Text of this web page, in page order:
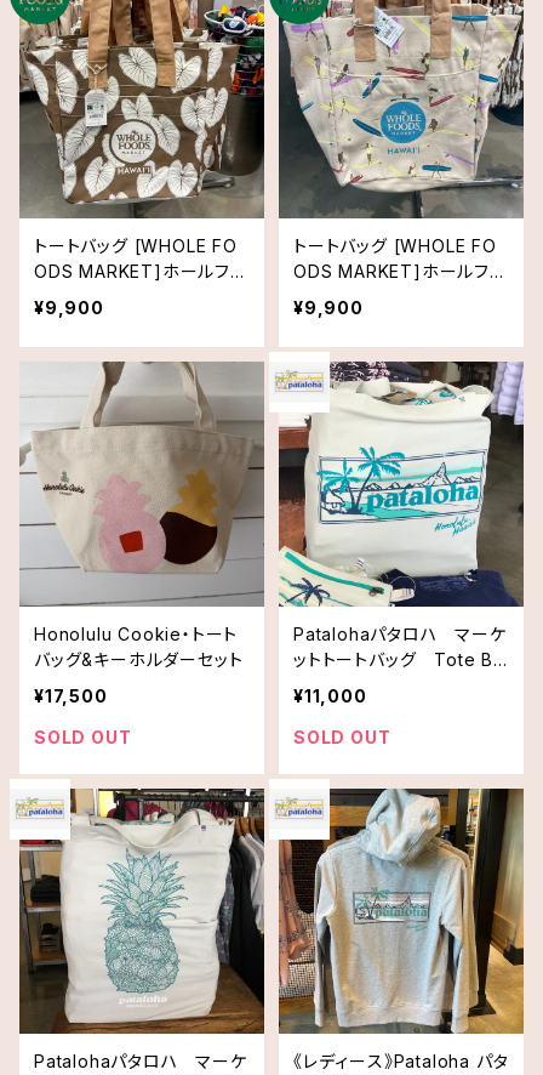
トートバッグ [WHOLE FO
ODS MARKET]ホールフー
ズマーケット オーガニック
ショッピングバッグ タロリー
フ
¥9,900
トートバッグ [WHOLE FO
ODS MARKET]ホールフー
ズマーケット オーガニック
ショッピングバッグ サーファ
ーガール
¥9,900
Honolulu Cookie・トート
バッグ&キーホルダーセット
¥17,500
SOLD OUT
Patalohaパタロハ マーケ
ットトートバッグ Tote Ba
g・グリーン系
¥11,000
SOLD OUT
Patalohaパタロハ マーケ
《レディース》Pataloha パタ